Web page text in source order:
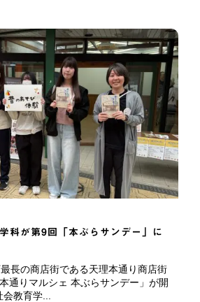
科が第9回「本ぶらサンデー」に
長の商店街である天理本通り商店街
通りマルシェ 本ぶらサンデー」が開
教育学...